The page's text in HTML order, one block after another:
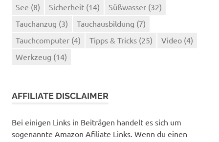
See (8) Sicherheit (14) Süßwasser (32)
Tauchanzug (3) Tauchausbildung (7)
Tauchcomputer (4) Tipps & Tricks (25) Video (4)
Werkzeug (14)
AFFILIATE DISCLAIMER
Bei einigen Links in Beiträgen handelt es sich um
sogenannte Amazon Afiliate Links. Wenn du einen